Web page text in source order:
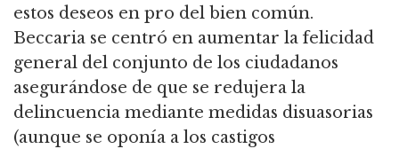
estos deseos en pro del bien común.
Beccaria se centró en aumentar la felicidad
general del conjunto de los ciudadanos
asegurándose de que se redujera la
delincuencia mediante medidas disuasorias
(aunque se oponía a los castigos